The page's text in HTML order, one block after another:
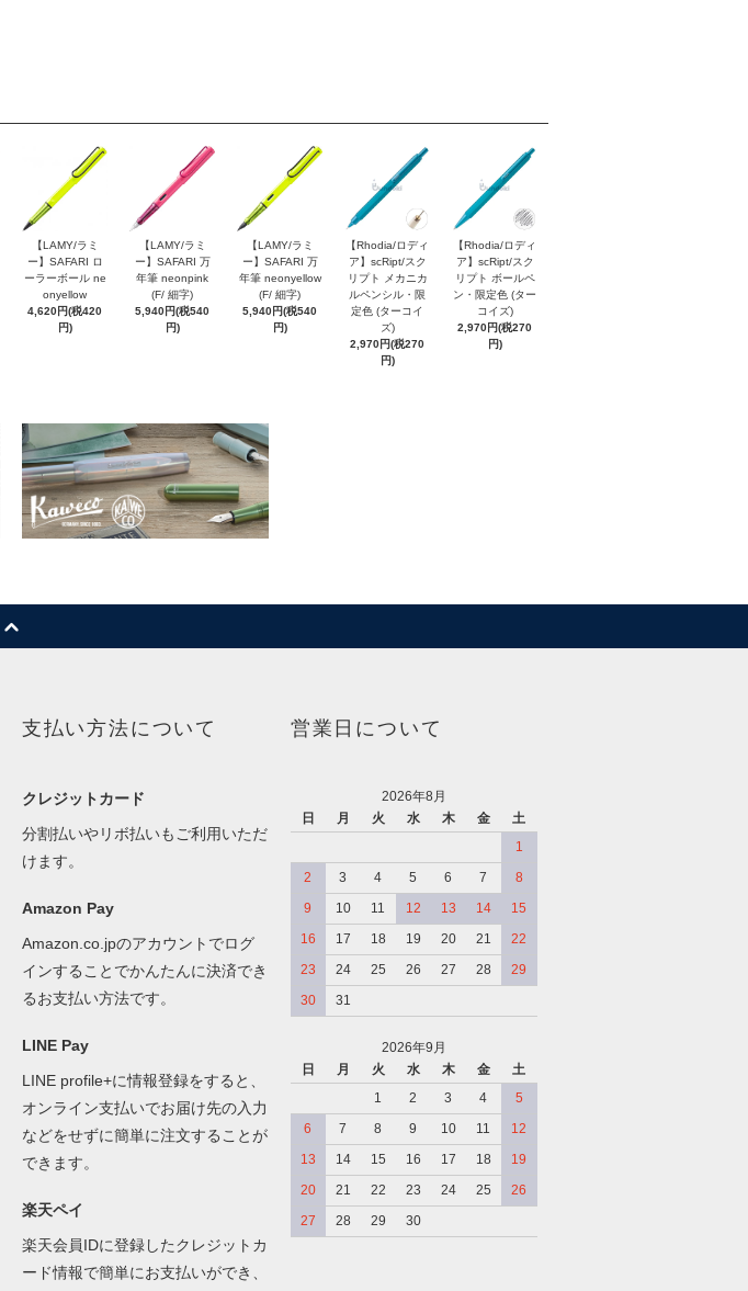
【LAMY/ラミ
ー】SAFARI ロ
ーラーボール ne
onyellow
4,620円(税420
円)
【LAMY/ラミ
ー】SAFARI 万
年筆 neonpink
(F/ 細字)
5,940円(税540
円)
【LAMY/ラミ
ー】SAFARI 万
年筆 neonyellow
(F/ 細字)
5,940円(税540
円)
【Rhodia/ロディ
ア】scRipt/スク
リプト メカニカ
ルペンシル・限
定色 (ターコイ
ズ)
2,970円(税270
円)
【Rhodia/ロディ
ア】scRipt/スク
リプト ボールペ
ン・限定色 (ター
コイズ)
2,970円(税270
円)
支払い方法について
クレジットカード
分割払いやリボ払いもご利用いただ
けます。
Amazon Pay
Amazon.co.jpのアカウントでログ
インすることでかんたんに決済でき
るお支払い方法です。
LINE Pay
LINE profile+に情報登録をすると、
オンライン支払いでお届け先の入力
などをせずに簡単に注文することが
できます。
楽天ペイ
楽天会員IDに登録したクレジットカ
ード情報で簡単にお支払いができ、
営業日について
2026年8月
日
月 火 水 木 金
土
1
2
3 4 5 6 7
8
9
10 11 12 13 14
15
16
17 18 19 20 21
22
23
24 25 26 27 28
29
30
31
2026年9月
日
月 火 水 木 金
土
1
2 3 4
5
6
7 8 9 10 11
12
13
14 15 16 17 18
19
20
21 22 23 24 25
26
27
28 29 30